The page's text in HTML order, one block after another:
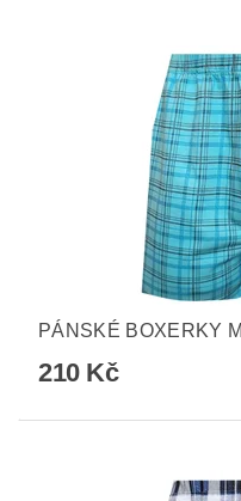
PÁNSKÉ BOXERKY
210 Kč